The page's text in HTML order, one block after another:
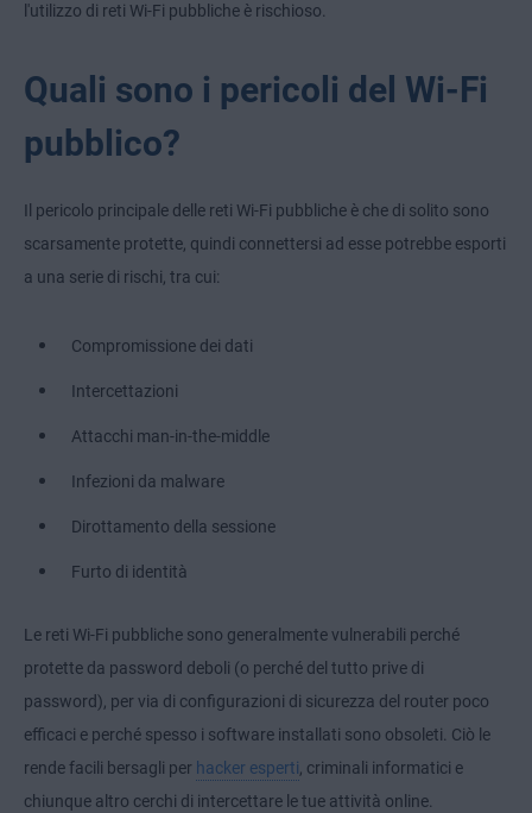
l'utilizzo di reti Wi-Fi pubbliche è rischioso.
Quali sono i pericoli del Wi-Fi
pubblico?
Il pericolo principale delle reti Wi-Fi pubbliche è che di solito sono
scarsamente protette, quindi connettersi ad esse potrebbe esporti
a una serie di rischi, tra cui:
Compromissione dei dati
Intercettazioni
Attacchi man-in-the-middle
Infezioni da malware
Dirottamento della sessione
Furto di identità
Le reti Wi-Fi pubbliche sono generalmente vulnerabili perché
protette da password deboli (o perché del tutto prive di
password), per via di configurazioni di sicurezza del router poco
efficaci e perché spesso i software installati sono obsoleti. Ciò le
rende facili bersagli per hacker esperti, criminali informatici e
chiunque altro cerchi di intercettare le tue attività online.